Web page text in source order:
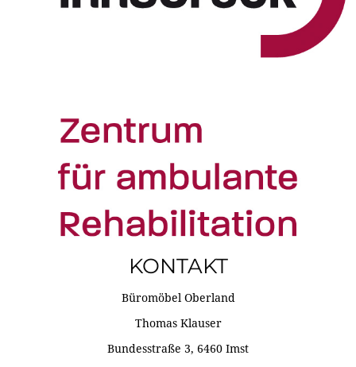
KONTAKT
Büromöbel Oberland
Thomas Klauser
Bundesstraße 3, 6460 Imst